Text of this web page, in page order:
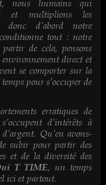
nous humains qui
et multiplions les
d’abord notre
tout : notre
de cela, pensons
direct et
se comporter sur la
pour s’occuper de
erratiques de
d’intérêts à
Qu’en avons-
subir pour partir des
et de la diversité des
T TIME, un temps
ici et partout.